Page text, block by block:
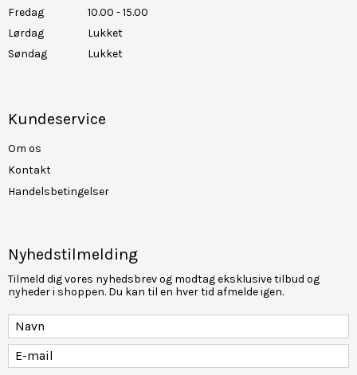
Fredag
10.00 - 15.00
Lørdag
Lukket
Søndag
Lukket
Kundeservice
Om os
Kontakt
Handelsbetingelser
Nyhedstilmelding
Tilmeld dig vores nyhedsbrev og modtag eksklusive tilbud og
nyheder i shoppen. Du kan til en hver tid afmelde igen.